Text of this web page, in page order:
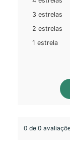
3 estrelas
2 estrelas
1 estrela
0 de 0